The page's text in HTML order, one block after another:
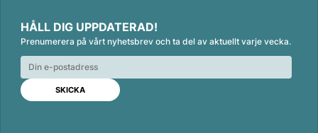
n
k
e
d
n
c
e
b
o
o
k
a
i
l
HÅLL DIG UPPDATERAD!
Prenumerera på vårt nyhetsbrev och ta del av aktuellt varje vecka.